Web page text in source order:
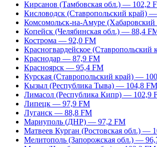
Кирсанов (Тамбовская обл.) — 102,2
Кисловодск (Ставропольский край)
Комсомольск-на-Амуре
Копейск (Челябинская обл.) — 88,4
Кострома — 92,0 FM
Красногвардейское
Краснодар — 87,9 FM
Красноярск — 95,4 FM
Курская (Ставропольский край) —
Кызыл (Республика Тыва) — 104,8 FM
Лимасол (Республика Кипр) — 102,9
Липецк — 97,9 FM
Луганск — 88,8 FM
Мариуполь (ДНР) — 97,2 FM
Матвеев Курган (Ростовская обл.) —
Мелитополь (Запорожская обл.) —